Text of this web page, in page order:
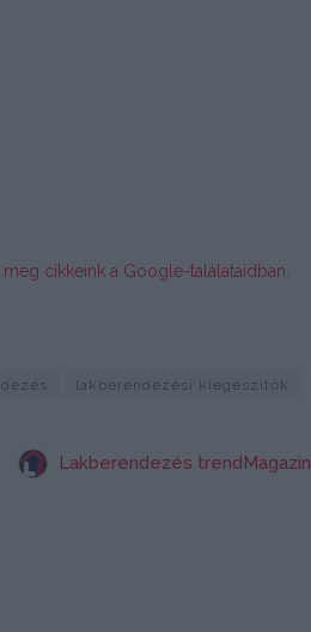
cikkeink a Google-találataidban.
lakberendezési kiegészítők
Lakberendezés trendMagazin